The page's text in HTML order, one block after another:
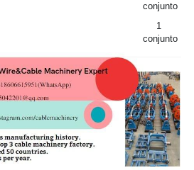
conjunto
1
conjunto